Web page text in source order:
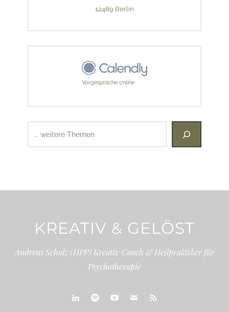
12489 Berlin
Vorgespräche online
KREATIV & GELÖST
Andreas Scholz (HPP) Kreativ Coach & Heilpraktiker für
Psychotherapie